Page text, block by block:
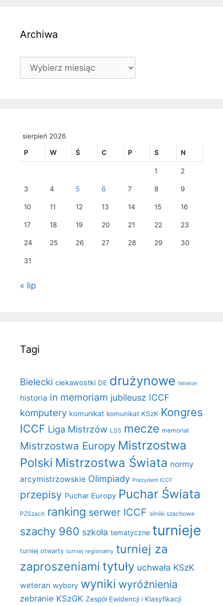
Archiwa
Archiwa
sierpień 2026
P W Ś C P S N
1 2
3 4 5 6 7 8 9
10 11 12 13 14 15 16
17 18 19 20 21 22 23
24 25 26 27 28 29 30
31
« lip
Tagi
Bielecki ciekawostki DE drużynowe felieton
historia in memoriam jubileusz ICCF
komputery komunikat komunikat KSzK Kongres
ICCF Liga Mistrzów LSS mecze memoriał
Mistrzostwa Europy Mistrzostwa
Polski Mistrzostwa Świata normy
arcymistrzowskie Olimpiady Prezydent ICCF
przepisy Puchar Europy Puchar Świata
PZSzach ranking serwer ICCF silniki szachowe
szachy 960 szkoła tematyczne turnieje
turniej otwarty turniej regionalny turniej za
zaproszeniami tytuły uchwała KSzK
weteran wybory wyniki wyróżnienia
zebranie KSzGK Zespół Ewidencji i Klasyfikacji